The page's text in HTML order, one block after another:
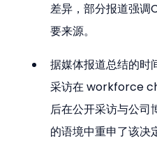
差异，部分报道强调
要来源。
据媒体报道总结的时
采访在 workforce
后在公开采访与公司
的语境中重申了该决